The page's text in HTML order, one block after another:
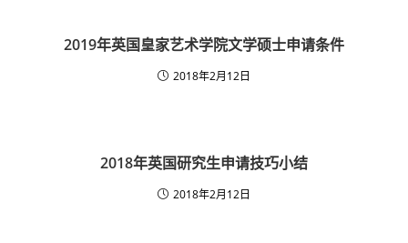
2019年英国皇家艺术学院文学硕士申请条件
2018年2月12日
2018年英国研究生申请技巧小结
2018年2月12日